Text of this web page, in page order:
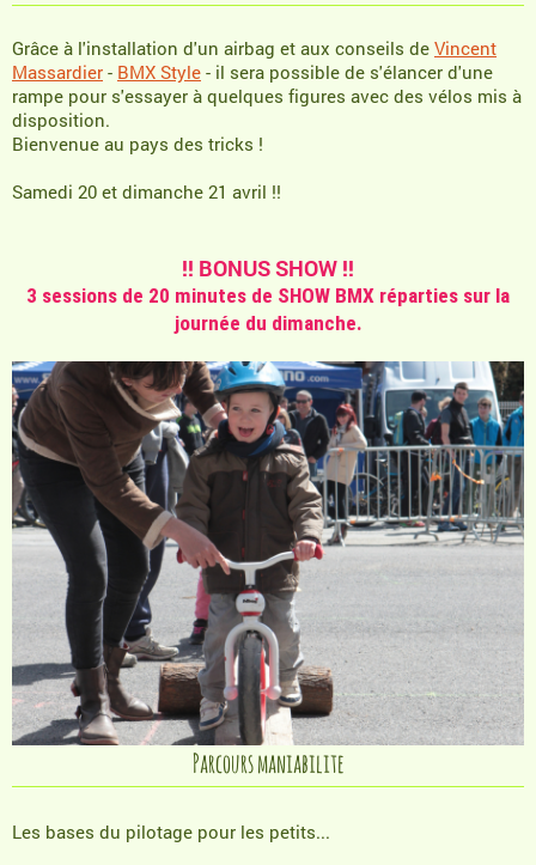
Grâce à l'installation d'un airbag et aux conseils de Vincent
Massardier - BMX Style - il sera possible de s'élancer d'une
rampe pour s'essayer à quelques figures avec des vélos mis à
disposition.
Bienvenue au pays des tricks !
Samedi 20 et dimanche 21 avril !!
!! BONUS SHOW !!
3 sessions de 20 minutes de SHOW BMX réparties sur la
journée du dimanche.
Parcours maniabilite
Les bases du pilotage pour les petits...